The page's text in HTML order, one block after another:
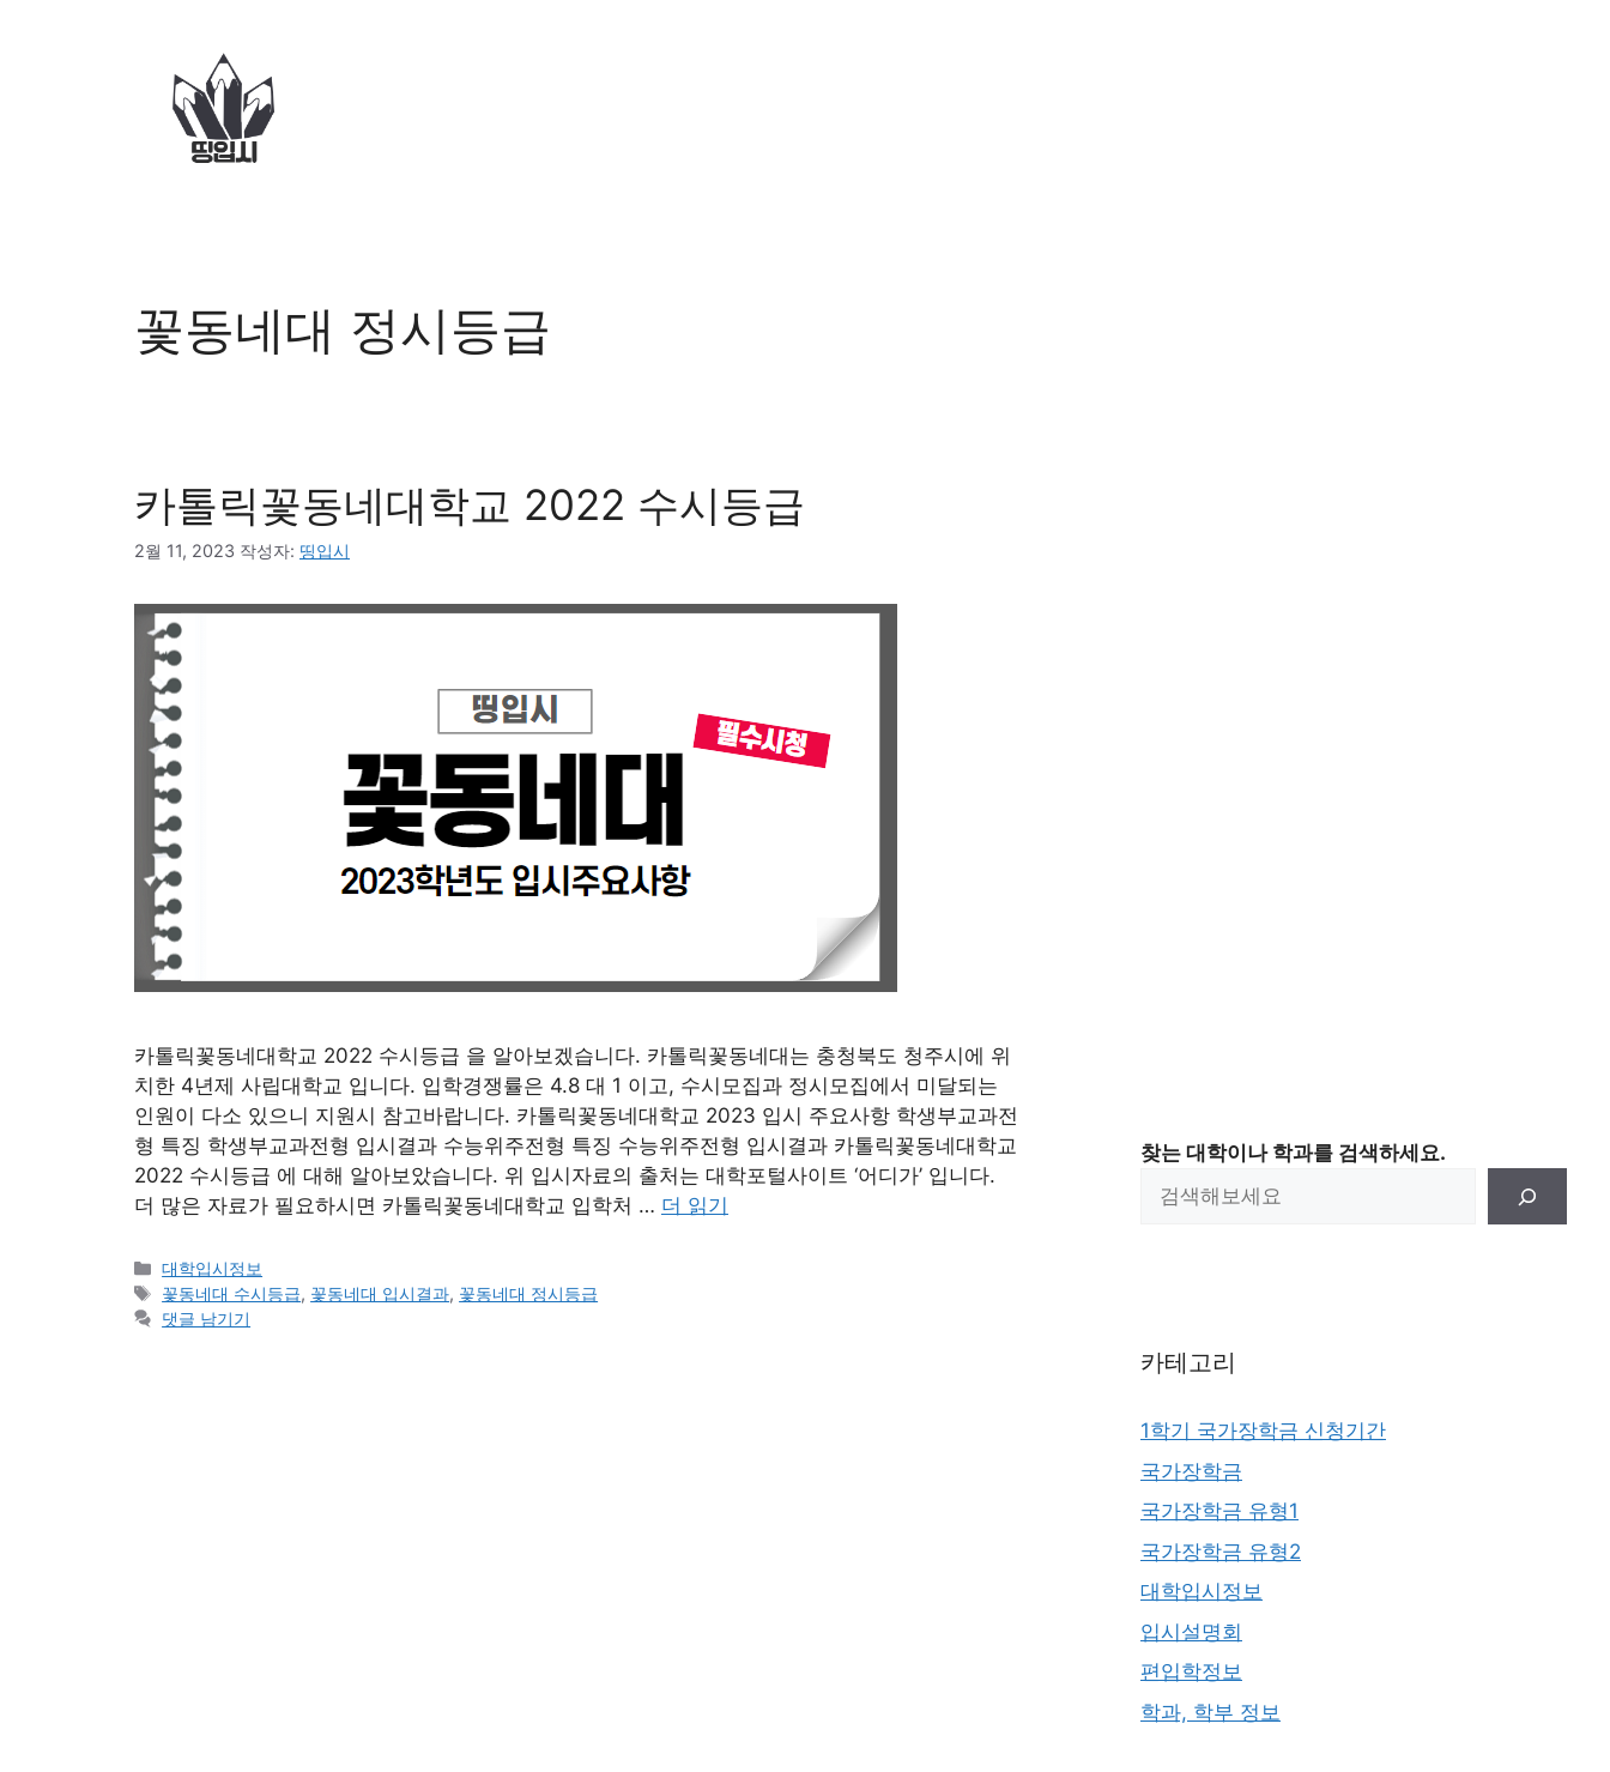
꽃동네대 정시등급
카톨릭꽃동네대학교 2022 수시등급
2월 11, 2023 작성자: 띵입시
카톨릭꽃동네대학교 2022 수시등급 을 알아보겠습니다. 카톨릭꽃동네대는 충청북도 청주시에 위
치한 4년제 사립대학교 입니다. 입학경쟁률은 4.8 대 1 이고, 수시모집과 정시모집에서 미달되는
인원이 다소 있으니 지원시 참고바랍니다. 카톨릭꽃동네대학교 2023 입시 주요사항 학생부교과전
형 특징 학생부교과전형 입시결과 수능위주전형 특징 수능위주전형 입시결과 카톨릭꽃동네대학교
2022 수시등급 에 대해 알아보았습니다. 위 입시자료의 출처는 대학포털사이트 ‘어디가’ 입니다.
더 많은 자료가 필요하시면 카톨릭꽃동네대학교 입학처 … 더 읽기
카
테
고
대학입시정보
태
그
꽃동네대 수시등급, 꽃동네대 입시결과, 꽃동네대 정시등급
댓글 남기기
찾는 대학이나 학과를 검색하세요.
카테고리
1학기 국가장학금 신청기간
국가장학금
국가장학금 유형1
국가장학금 유형2
대학입시정보
입시설명회
편입학정보
학과, 학부 정보